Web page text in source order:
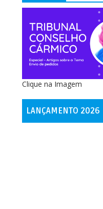
Clique na Imagem
LANÇAMENTO 2026